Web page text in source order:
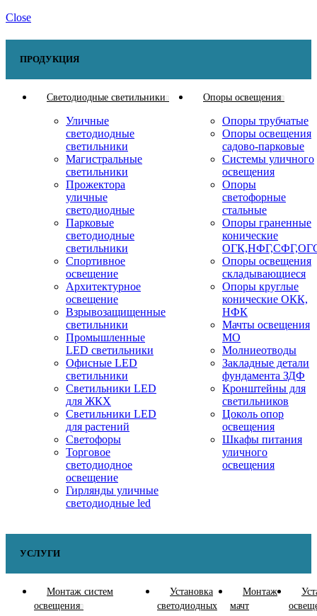
Close
ПРОДУКЦИЯ
Светодиодные светильники
Уличные
светодиодные
светильники
Магистральные
светильники
Прожектора
уличные
светодиодные
Парковые
светодиодные
светильники
Спортивное
освещение
Архитектурное
освещение
Взрывозащищенные
светильники
Промышленные
LED светильники
Офисные LED
светильники
Cветильники LED
для ЖКХ
Светильники LED
для растений
Светофоры
Торговое
светодиодное
освещение
Гирлянды уличные
светодиодные led
Опоры освещения
Опоры трубчатые
Опоры освещения
садово-парковые
Системы уличного
освещения
Опоры
светофорные
стальные
Опоры граненные
конические
Опоры освещения
складывающиеся
Опоры круглые
конические ОКК,
НФК
Мачты освещения
МО
Молниеотводы
Закладные детали
фундамента ЗДФ
Кронштейны для
светильников
Цоколь опор
освещения
Шкафы питания
уличного
освещения
УСЛУГИ
Монтаж систем
освещения
Установка
светодиодных
Монтаж
мачт